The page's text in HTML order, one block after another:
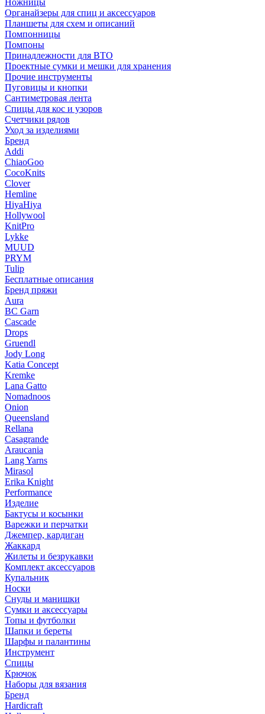
Ножницы
Органайзеры для спиц и аксессуаров
Планшеты для схем и описаний
Помпонницы
Помпоны
Принадлежности для ВТО
Проектные сумки и мешки для хранения
Прочие инструменты
Пуговицы и кнопки
Сантиметровая лента
Спицы для кос и узоров
Счетчики рядов
Уход за изделиями
Бренд
Addi
ChiaoGoo
CocoKnits
Clover
Hemline
HiyaHiya
Hollywool
KnitPro
Lykke
MUUD
PRYM
Tulip
Бесплатные описания
Бренд пряжи
Aura
BC Garn
Cascade
Drops
Gruendl
Jody Long
Katia Concept
Kremke
Lana Gatto
Nomadnoos
Onion
Queensland
Rellana
Casagrande
Araucania
Lang Yarns
Mirasol
Erika Knight
Performance
Изделие
Бактусы и косынки
Варежки и перчатки
Джемпер, кардиган
Жаккард
Жилеты и безрукавки
Комплект аксессуаров
Купальник
Носки
Снуды и манишки
Сумки и аксессуары
Топы и футболки
Шапки и береты
Шарфы и палантины
Инструмент
Спицы
Крючок
Наборы для вязания
Бренд
Hardicraft